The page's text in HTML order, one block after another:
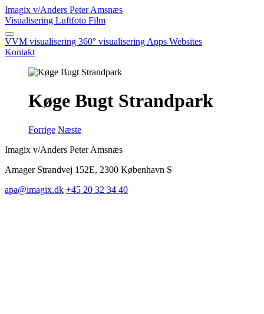
Imagix v/Anders Peter Amsnæs
Visualisering Luftfoto Film
VVM visualisering 360° visualisering Apps Websites
Kontakt
Køge Bugt Strandpark
Forrige Næste
Imagix v/Anders Peter Amsnæs
Amager Strandvej 152E, 2300 København S
apa@imagix.dk +45 20 32 34 40